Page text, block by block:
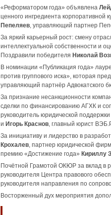
«Реформатором года» объявлена
ценного ингредиента корпоративной
Пепеляев, управляющий партнер
За яркий карьерный рост: смену
интеллектуальной собственности и
Поздравили победителя Николай
В номинации «Публикация года»
против группового иска», которая
управляющий партнёр Адвокатского
За признание несанкционности
сделки по финансированию АГХК и
руководитель юридической
и Игорь Краснов, главный юрист
За инициативу и лидерство в
Крохалев, партнер юридической
премию «Достижение года» Кириллу
Почётной Грамотой ОКЮР за вклад в
руководителя Центра правового
руководителя направления по
Восторженный дух мероприятия